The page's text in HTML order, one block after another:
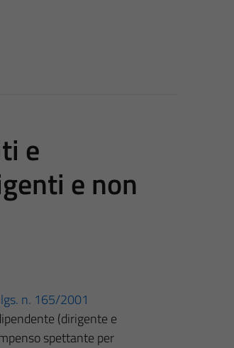
e
e non
n. 165/2001
(dirigente e
spettante per